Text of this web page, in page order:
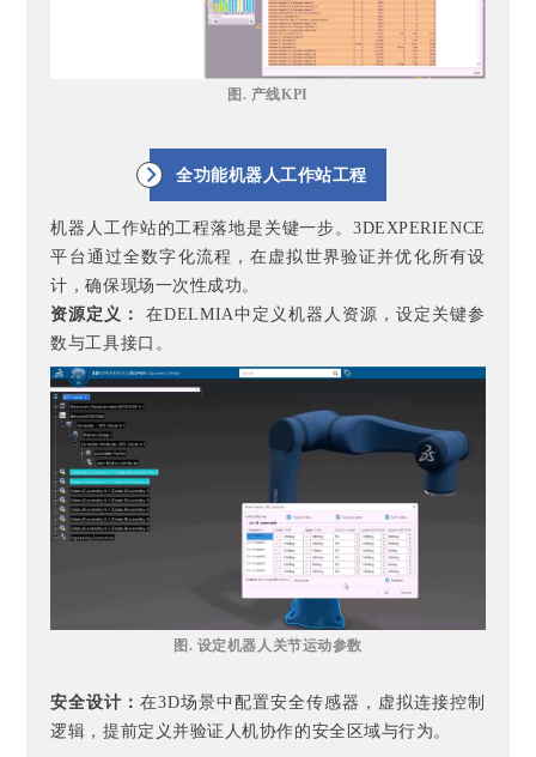
图. 产线KPI
全功能机器人工作站工程
机器人工作站的工程落地是关键一步。3DEXPERIENCE
平台通过全数字化流程，在虚拟世界验证并优化所有设
计，确保现场一次性成功。
资源定义：
在DELMIA中定义机器人资源，设定关键参
数与工具接口。
图. 设定机器人关节运动参数
安全设计：在3D场景中配置安全传感器，虚拟连接控制
逻辑，提前定义并验证人机协作的安全区域与行为。